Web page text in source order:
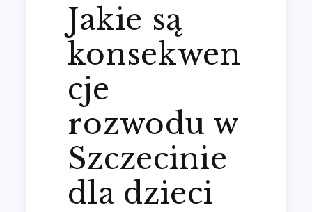
Jakie są
konsekwen
cje
rozwodu w
Szczecinie
dla dzieci